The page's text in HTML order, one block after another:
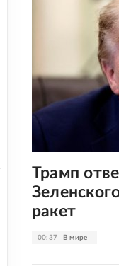
00:37 В мире
Трамп
ракет